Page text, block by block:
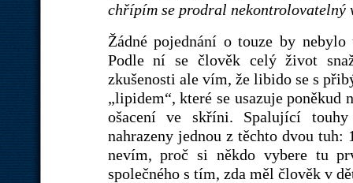
chřípím se prodral nekontrolovatelný
Žádné pojednání o touze by
Podle ní se člověk celý život
zkušenosti ale vím, že libido se s
„lipidem“, které se usazuje poněkud
ošacení ve skříni. Spalující
nahrazeny jednou z těchto dvou tuh:
nevím, proč si někdo vybere tu
společného s tím, zda měl člověk v